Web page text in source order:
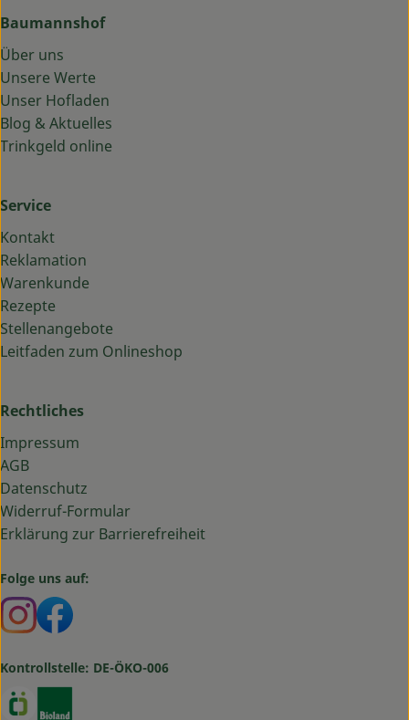
Baumannshof
Über uns
Unsere Werte
Unser Hofladen
Blog & Aktuelles
Trinkgeld online
Service
Kontakt
Reklamation
Warenkunde
Rezepte
Stellenangebote
Leitfaden zum Onlineshop
Rechtliches
Impressum
AGB
Datenschutz
Widerruf-Formular
Erklärung zur Barrierefreiheit
Folge uns auf:
Externer Link zu https://www.instagram.com/
Externer Link zu https://www.facebook.com/
Kontrollstelle: DE-ÖKO-006